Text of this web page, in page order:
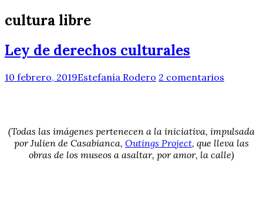
cultura libre
Ley de derechos culturales
10 febrero, 2019Estefanía Rodero 2 comentarios
(Todas las imágenes pertenecen a la iniciativa, impulsada
por Julien de Casabianca, Outings Project, que lleva las
obras de los museos a asaltar, por amor, la calle)